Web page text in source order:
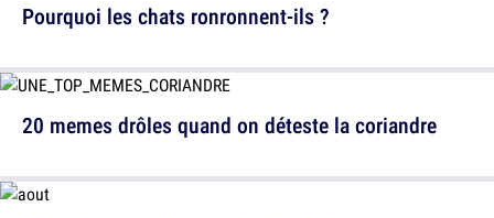
Pourquoi les chats ronronnent-ils ?
20 memes drôles quand on déteste la coriandre